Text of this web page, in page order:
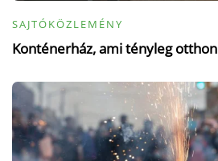
SAJTÓKÖZLEMÉNY
Konténerház, ami tényleg otthon